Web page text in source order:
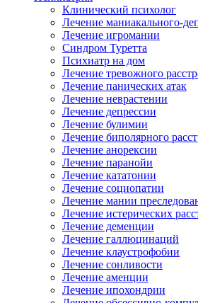
Клинический психолог
Лечение маниакального-
Лечение игромании
Синдром Туретта
Психиатр на дом
Лечение тревожного
Лечение панических атак
Лечение неврастении
Лечение депрессии
Лечение булимии
Лечение биполярного
Лечение анорексии
Лечение паранойи
Лечение кататонии
Лечение социопатии
Лечение мании
Лечение истерических
Лечение деменции
Лечение галлюцинаций
Лечение клаустрофобии
Лечение сонливости
Лечение аменции
Лечение ипохондрии